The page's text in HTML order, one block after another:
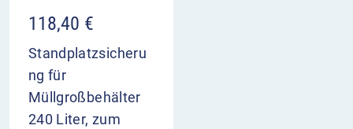
118,40 €
Standplatzsicheru
ng für
Müllgroßbehälter
240 Liter, zum